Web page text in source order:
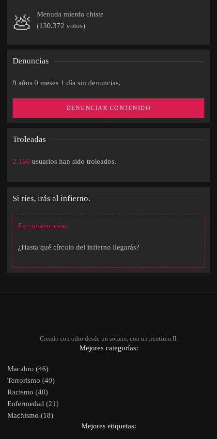
💩
Menuda mierda chiste
(130.372 votos)
Denuncias
9 años 0 meses 1 día sin denuncias.
DENUNCIAR CONTENIDO
Troleadas
2.166 usuarios han sido troleados.
Si ríes, irás al infierno.
En construcción:
¿Hasta qué círculo del infierno llegarás?
Creado con odio desde un sotano, con un pentium II.
Mejores categorías:
Macabro (46)
Terrorismo (40)
Racismo (40)
Enfermedad (21)
Machismo (18)
Mejores etiquetas: